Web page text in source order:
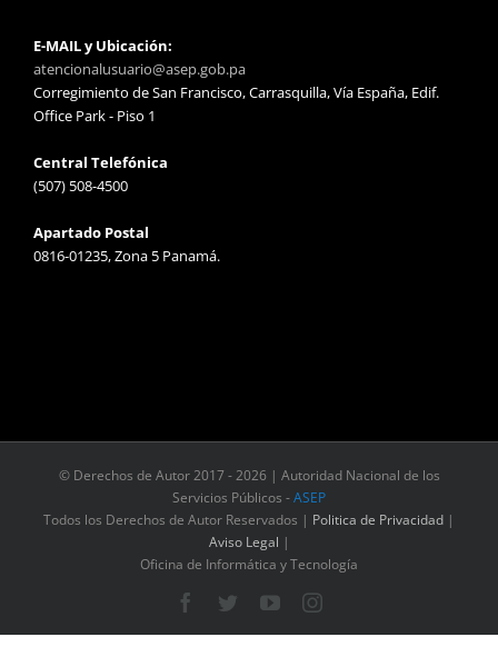
E-MAIL y Ubicación:
atencionalusuario@asep.gob.pa
Corregimiento de San Francisco, Carrasquilla, Vía España, Edif.
Office Park - Piso 1
Central Telefónica
(507) 508-4500
Apartado Postal
0816-01235, Zona 5 Panamá.
© Derechos de Autor 2017 -2026 | Autoridad Nacional de los
Servicios Públicos -ASEP
Todos los Derechos de Autor Reservados | Politica de Privacidad |
Aviso Legal |
Oficina de Informática y Tecnología
Facebook
TwitterYouTubeInstagram